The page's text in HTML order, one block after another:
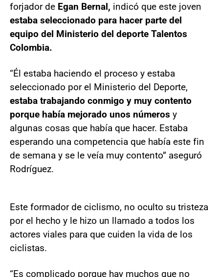
forjador de Egan Bernal, indicó que este joven
estaba seleccionado para hacer parte del
equipo del Ministerio del deporte Talentos
Colombia.
“Él estaba haciendo el proceso y estaba
seleccionado por el Ministerio del Deporte,
estaba trabajando conmigo y muy contento
porque había mejorado unos números y
algunas cosas que había que hacer. Estaba
esperando una competencia que había este fin
de semana y se le veía muy contento” aseguró
Rodríguez.
Este formador de ciclismo, no oculto su tristeza
por el hecho y le hizo un llamado a todos los
actores viales para que cuiden la vida de los
ciclistas.
“Es complicado porque hay muchos que no